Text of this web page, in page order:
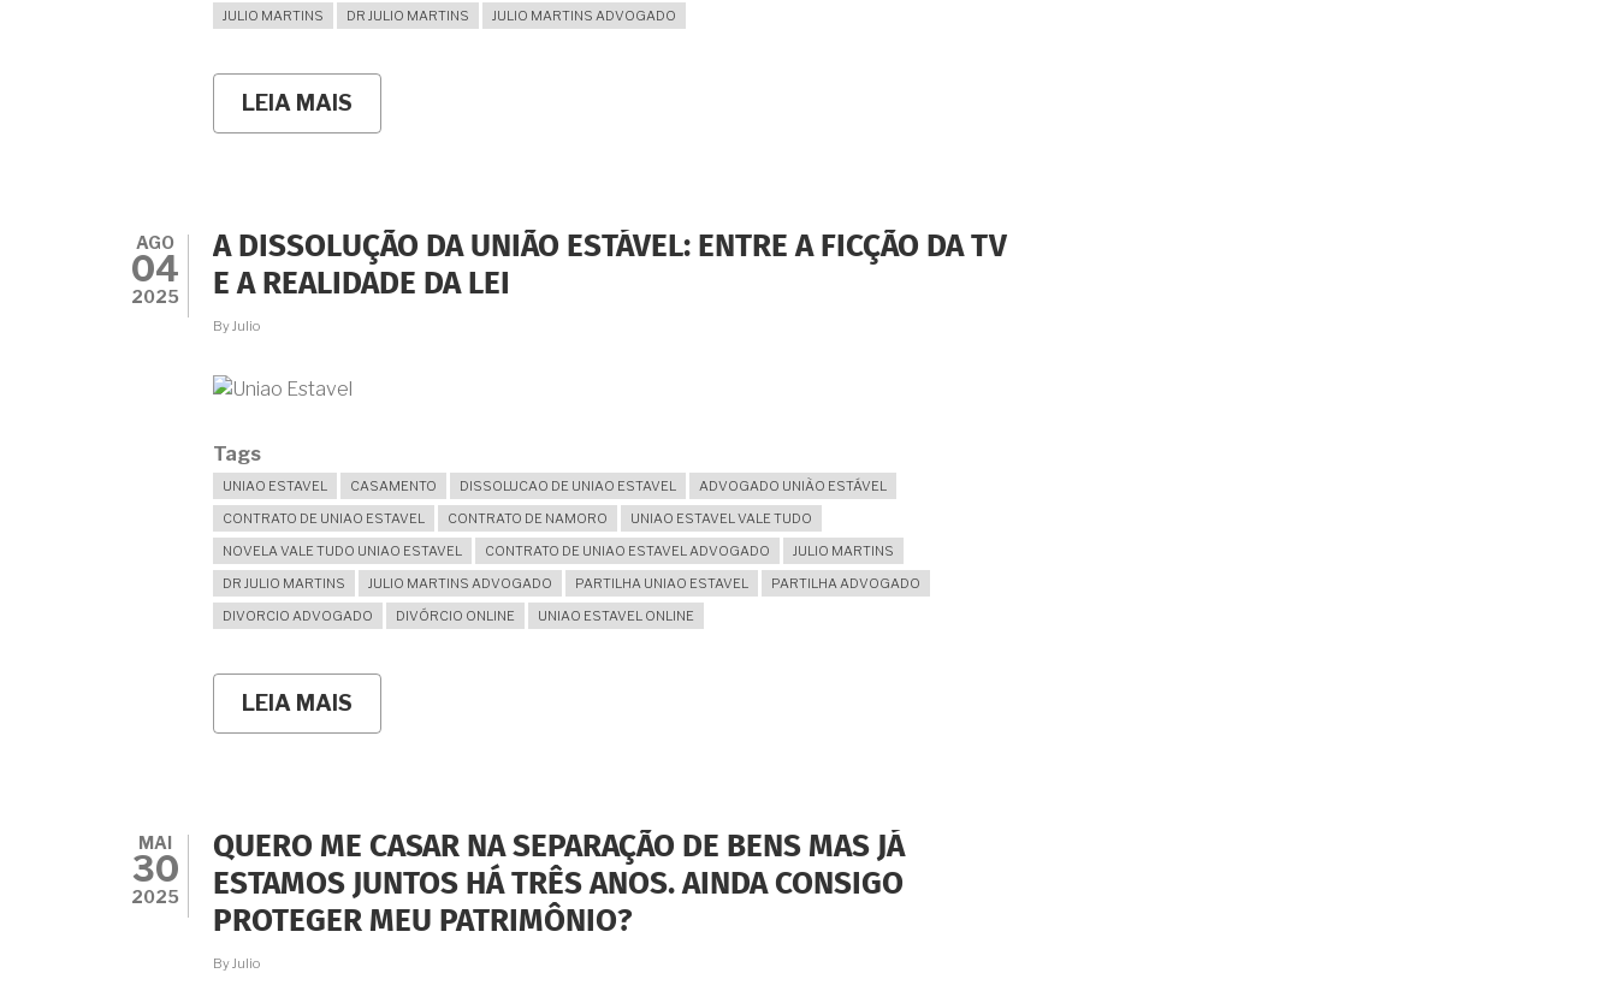
JULIO MARTINS
DR JULIO MARTINS JULIO MARTINS ADVOGADO
LEIA MAIS
INVENTÁRIO
QUANDO
É
POSSÍVEL
E
AGO
04
2025
A DISSOLUÇÃO DA UNIÃO ESTÁVEL: ENTRE A FICÇÃO DA TV
E A REALIDADE DA LEI
ByJulio
Tags
UNIAO ESTAVEL CASAMENTO DISSOLUCAO DE UNIAO ESTAVEL
ADVOGADO UNIÃO ESTÁVEL
CONTRATO DE UNIAO ESTAVEL
CONTRATO DE NAMORO
UNIAO ESTAVEL VALE TUDO
NOVELA VALE TUDO UNIAO ESTAVEL
CONTRATO DE UNIAO ESTAVEL ADVOGADO
JULIO MARTINS
DR JULIO MARTINS
JULIO MARTINS ADVOGADO PARTILHA UNIAO ESTAVEL
PARTILHA ADVOGADO
DIVORCIO ADVOGADO
DIVÓRCIO ONLINE UNIAO ESTAVEL ONLINE
LEIA MAIS
ENTRE
A
FICÇÃO
DA
TV
MAI
30
2025
QUERO ME CASAR NA SEPARAÇÃO DE BENS MAS JÁ
ESTAMOS JUNTOS HÁ TRÊS ANOS. AINDA CONSIGO
PROTEGER MEU PATRIMÔNIO?
By Julio